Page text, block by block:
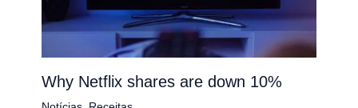
Why Netflix shares are down 10%